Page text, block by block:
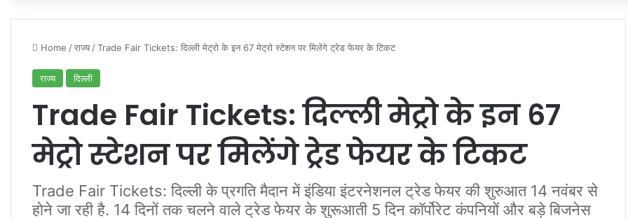
Home /राज्य /Trade Fair Tickets: दिल्ली मेट्रो के इन 67 मेट्रो स्टेशन पर मिलेंगे ट्रेड फेयर के टिकट
राज्य दिल्ली
Trade Fair Tickets: दिल्ली मेट्रो के इन 67
मेट्रो स्टेशन पर मिलेंगे ट्रेड फेयर के टिकट
Trade Fair Tickets: दिल्ली के प्रगति मैदान में इंडिया इंटरनेशनल ट्रेड फेयर की शुरुआत 14 नवंबर से
होने जा रही है. 14 दिनों तक चलने वाले ट्रेड फेयर के शुरूआती 5 दिन कॉर्पोरेट कंपनियों और बड़े बिजनेस